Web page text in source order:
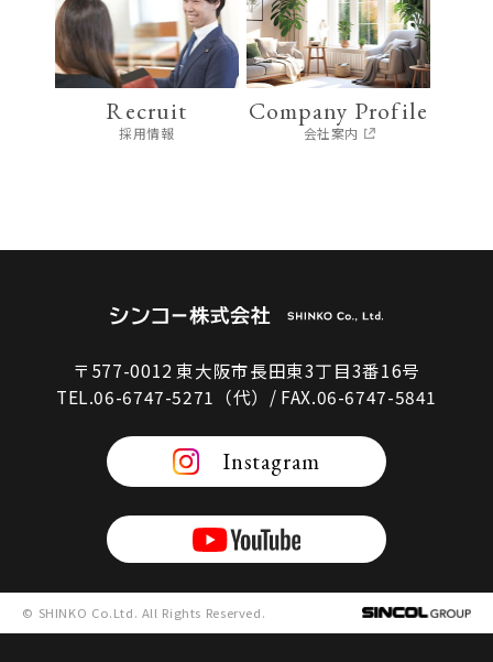
Recruit
採用情報
Company Profile
会社案内
〒577-0012 東大阪市長田東3丁目3番16号
TEL.06-6747-5271（代）/ FAX.06-6747-5841
Instagram
© SHINKO Co.Ltd. All Rights Reserved.